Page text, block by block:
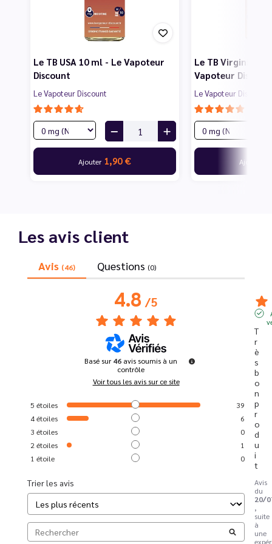
Le TB USA 10 ml - Le Vapoteur
Discount
Le Vapoteur Discount
Ajouter 1,90 €
Le TB Virginia 10
Vapoteur
Le Vapoteur Discount
Ajouter
Les avis client
Avis (46) Questions (0)
4.8/5
Basé sur46 avis soumis à un
contrôle
Voir tous les avis sur ce site
5 étoiles
39
4étoiles
6
3 étoiles
0
2étoiles
1
1 étoile 0
Trier les avis
T
r
è
s
b
o
n
p
r
o
d
u
i
t
Avis
du
20/
,
suite
à
une